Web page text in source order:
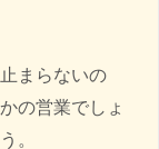
まらないの
の営業でしょ
。